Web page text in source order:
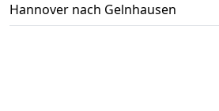
Hannover nach Gelnhausen